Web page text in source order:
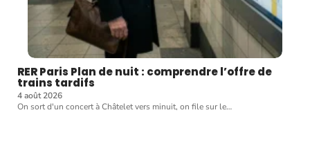
RER Paris Plan de nuit : comprendre l’offre de
trains tardifs
4 août 2026
On sort d'un concert à Châtelet vers minuit, on file sur le…